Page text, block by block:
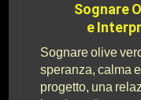
Sognare
e
Sognare olive
speranza, calma
progetto, una